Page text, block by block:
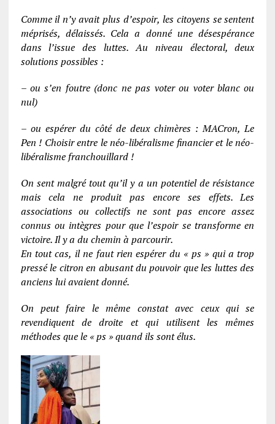
Comme il n’y avait plus d’espoir, les citoyens se sentent
méprisés, délaissés. Cela a donné une désespérance
dans l’issue des luttes. Au niveau électoral, deux
solutions possibles :
– ou s’en foutre (donc ne pas voter ou voter blanc ou
nul)
– ou espérer du côté de deux chimères : MACron, Le
Pen ! Choisir entre le néo-libéralisme financier et le néo-
libéralisme franchouillard !
On sent malgré tout qu’il y a un potentiel de résistance
mais cela ne produit pas encore ses effets. Les
associations ou collectifs ne sont pas encore assez
connus ou intègres pour que l’espoir se transforme en
victoire. Il y a du chemin à parcourir.
En tout cas, il ne faut rien espérer du « ps » qui a trop
pressé le citron en abusant du pouvoir que les luttes des
anciens lui avaient donné.
On peut faire le même constat avec ceux qui se
revendiquent de droite et qui utilisent les mêmes
méthodes que le « ps » quand ils sont élus.